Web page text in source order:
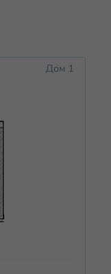
Дом 1